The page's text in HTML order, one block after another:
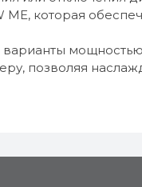
которая
мощностью
позволяя